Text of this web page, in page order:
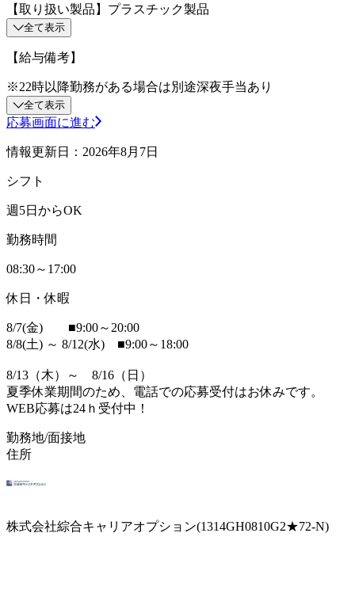
【取り扱い製品】プラスチック製品
全て表示
【給与備考】
※22時以降勤務がある場合は別途深夜手当あり
全て表示
応募画面に進む
情報更新日：2026年8月7日
シフト
週5日からOK
勤務時間
08:30～17:00
休日・休暇
8/7(金) ■9:00～20:00
8/8(土) ～ 8/12(水) ■9:00～18:00
8/13（木）～ 8/16（日）
夏季休業期間のため、電話での応募受付はお休みです。
WEB応募は24ｈ受付中！
勤務地/面接地
住所
株式会社綜合キャリアオプション(1314GH0810G2★72-N)